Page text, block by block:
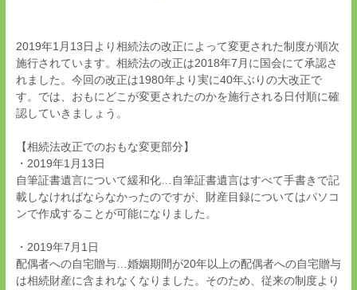
2019年1月13日より相続法の改正によって変更された制度が順次
施行されています。相続法の改正は2018年7月に国会にて承認さ
れました。今回の改正は1980年より実に40年ぶりの大改正で
す。では、おもにどこが変更されたのかを施行される日付順に確
認していきましょう。
【相続法改正でのおもな変更部分】
・2019年1月13日
自筆証書遺言について緩和化…自筆証書遺言はすべて手書きで記
載しなければならなかったのですが、財産目録についてはパソコ
ンで作成することが可能になりました。
・2019年7月1日
配偶者への自宅贈与…婚姻期間が20年以上の配偶者への自宅贈与
は相続財産に含まれなくなりました。そのため、従来の制度より